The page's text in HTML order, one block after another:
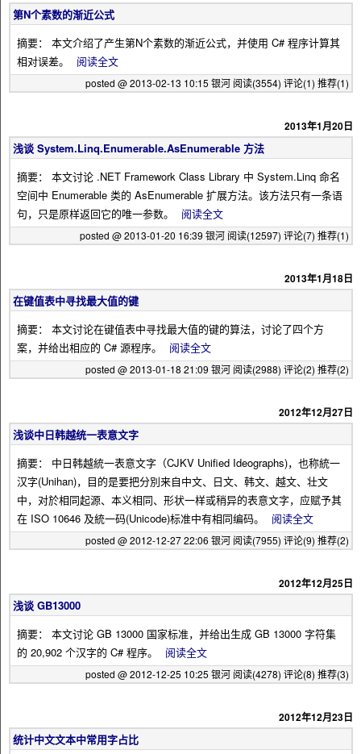
第N个素数的渐近公式
摘要： 本文介绍了产生第N个素数的渐近公式，并使用 C# 程序计算其
相对误差。
阅读全文
posted @ 2013-02-13 10:15 银河 阅读(3554) 评论(1) 推荐(1)
2013年1月20日
浅谈 System.Linq.Enumerable.AsEnumerable 方法
摘要： 本文讨论 .NET Framework Class Library 中 System.Linq 命名
空间中 Enumerable 类的 AsEnumerable 扩展方法。该方法只有一条语
句，只是原样返回它的唯一参数。
阅读全文
posted @ 2013-01-20 16:39 银河 阅读(12597) 评论(7) 推荐(1)
2013年1月18日
在键值表中寻找最大值的键
摘要： 本文讨论在键值表中寻找最大值的键的算法，讨论了四个方
案，并给出相应的 C# 源程序。
阅读全文
posted @ 2013-01-18 21:09 银河 阅读(2988) 评论(2) 推荐(2)
2012年12月27日
浅谈中日韩越统一表意文字
摘要： 中日韩越統一表意文字（CJKV Unified Ideographs)，也称統一
汉字(Unihan)，目的是要把分別来自中文、日文、韩文、越文、壮文
中，对於相同起源、本义相同、形状一样或稍异的表意文字，应赋予其
在 ISO 10646 及統一码(Unicode)标准中有相同编码。
阅读全文
posted @ 2012-12-27 22:06 银河 阅读(7955) 评论(9) 推荐(2)
2012年12月25日
浅谈 GB13000
摘要： 本文讨论 GB 13000 国家标准，并给出生成 GB 13000 字符集
的 20,902 个汉字的 C# 程序。
阅读全文
posted @ 2012-12-25 10:25 银河 阅读(4278) 评论(8) 推荐(3)
2012年12月23日
统计中文文本中常用字占比